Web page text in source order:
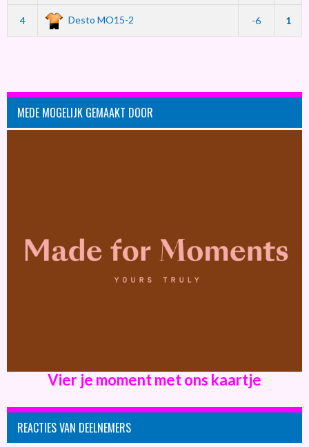
4 Desto MO15-2 -6 1
MEDE MOGELIJK GEMAAKT DOOR
Vier je moment met ons kaartje
REACTIES VAN DEELNEMERS